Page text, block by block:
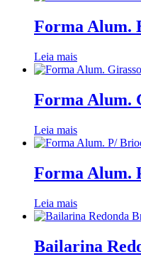
Forma Alum.
Leia mais
Forma Alum.
Leia mais
Forma Alum.
Leia mais
Bailarina